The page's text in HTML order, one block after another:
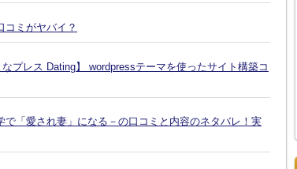
ミがヤバイ？
プレス Dating】 wordpressテーマを使ったサイト構築コ
「愛され妻」になる－の口コミと内容のネタバレ！実